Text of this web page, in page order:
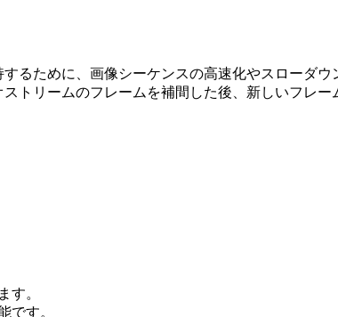
るために、画像シーケンスの高速化やスローダ
トリームのフレームを補間した後、新しいフレ
す。
です。